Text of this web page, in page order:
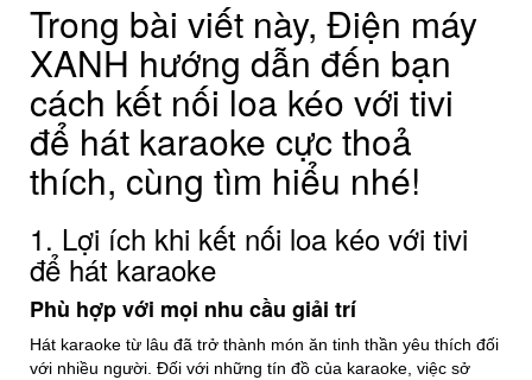
Trong bài viết này, Điện máy
XANH hướng dẫn đến bạn
cách kết nối loa kéo với tivi
để hát karaoke cực thoả
thích, cùng tìm hiểu nhé!
1. Lợi ích khi kết nối loa kéo với tivi
để hát karaoke
Phù hợp với mọi nhu cầu giải trí
Hát karaoke từ lâu đã trở thành món ăn tinh thần yêu thích đối
với nhiều người. Đối với những tín đồ của karaoke, việc sở